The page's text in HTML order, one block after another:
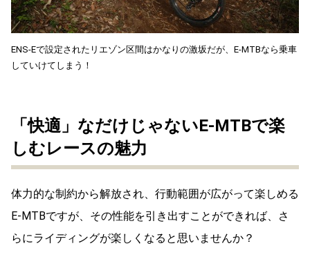
ENS-Eで設定されたリエゾン区間はかなりの激坂だが、E-MTBなら乗車
していけてしまう！
「快適」なだけじゃないE-MTBで楽
しむレースの魅力
体力的な制約から解放され、行動範囲が広がって楽しめる
E-MTBですが、その性能を引き出すことができれば、さ
らにライディングが楽しくなると思いませんか？